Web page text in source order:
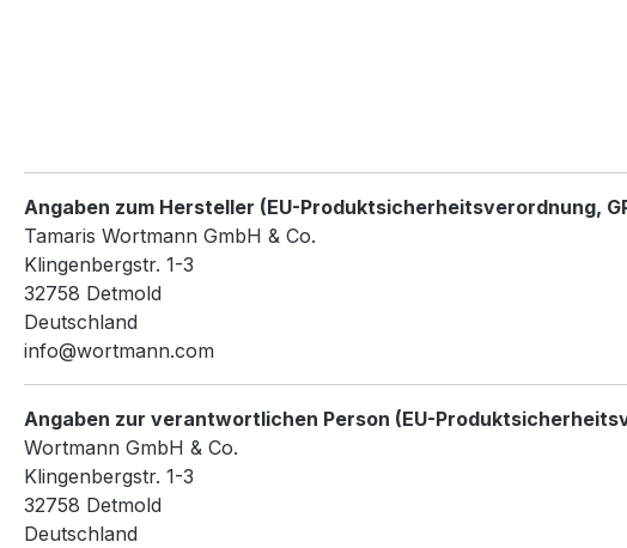
Angaben zum Hersteller (EU-Produktsicherheitsverordnung,
Tamaris Wortmann GmbH & Co.
Klingenbergstr. 1-3
32758 Detmold
Deutschland
info@wortmann.com
Angaben zur verantwortlichen Person (EU-
Wortmann GmbH & Co.
Klingenbergstr. 1-3
32758 Detmold
Deutschland